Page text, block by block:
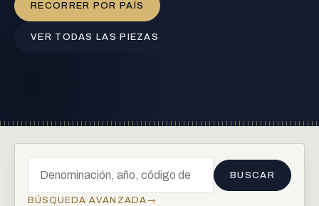
RECORRER POR PAÍS
VER TODAS LAS PIEZAS
Buscar en el catálogo
BUSCAR
BÚSQUEDA AVANZADA→